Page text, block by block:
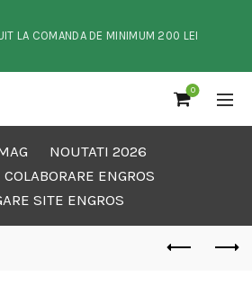
LA COMANDA DE MINIMUM 200 LEI
0
NOUTATI 2026
COLABORARE ENGROS
SITE ENGROS